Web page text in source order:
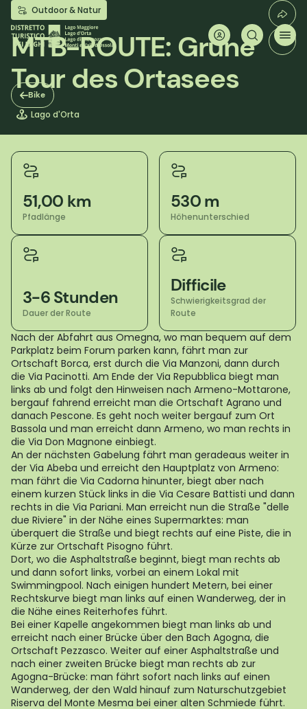
Direkt
zum
Inhalt
Bike
Outdoor & Natur
MTB-ROUTE: Grüne
Tour des Ortasees
Lago d'Orta
51,00 km
Pfadlänge
530 m
Höhenunterschied
3-6 Stunden
Dauer der Route
Difficile
Schwierigkeitsgrad der
Route
Nach der Abfahrt aus Omegna, wo man bequem auf dem
Parkplatz beim Forum parken kann, fährt man zur
Ortschaft Borca, erst durch die Via Manzoni, dann durch
die Via Pacinotti. Am Ende der Via Repubblica biegt man
links ab und folgt den Hinweisen nach Armeno-Mottarone,
bergauf fahrend erreicht man die Ortschaft Agrano und
danach Pescone. Es geht noch weiter bergauf zum Ort
Bassola und man erreicht dann Armeno, wo man rechts in
die Via Don Magnone einbiegt.
An der nächsten Gabelung fährt man geradeaus weiter in
der Via Abeba und erreicht den Hauptplatz von Armeno:
man fährt die Via Cadorna hinunter, biegt aber nach
einem kurzen Stück links in die Via Cesare Battisti und dann
rechts in die Via Pariani. Man erreicht nun die Straße "delle
due Riviere" in der Nähe eines Supermarktes: man
überquert die Straße und biegt rechts auf eine Piste, die in
Kürze zur Ortschaft Pisogno führt.
Dort, wo die Asphaltstraße beginnt, biegt man rechts ab
und dann sofort links, vorbei an einem Lokal mit
Swimmingpool. Nach einigen hundert Metern, bei einer
Rechtskurve biegt man links auf einen Wanderweg, der in
die Nähe eines Reiterhofes führt.
Bei einer Kapelle angekommen biegt man links ab und
erreicht nach einer Brücke über den Bach Agogna, die
Ortschaft Pezzasco. Weiter auf einer Asphaltstraße und
nach einer zweiten Brücke biegt man rechts ab zur
Agogna-Brücke: man fährt sofort nach links auf einen
Wanderweg, der den Wald hinauf zum Naturschutzgebiet
Riserva del Monte Mesma bei einer alten Schmiede führt.